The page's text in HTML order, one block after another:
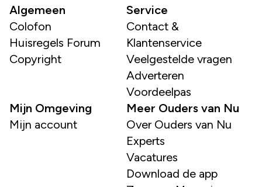
Algemeen
Colofon
Huisregels Forum
Copyright
Service
Contact &
Klantenservice
Veelgestelde vragen
Adverteren
Voordeelpas
Mijn Omgeving
Mijn account
Meer Ouders van Nu
Over Ouders van Nu
Experts
Vacatures
Download de app